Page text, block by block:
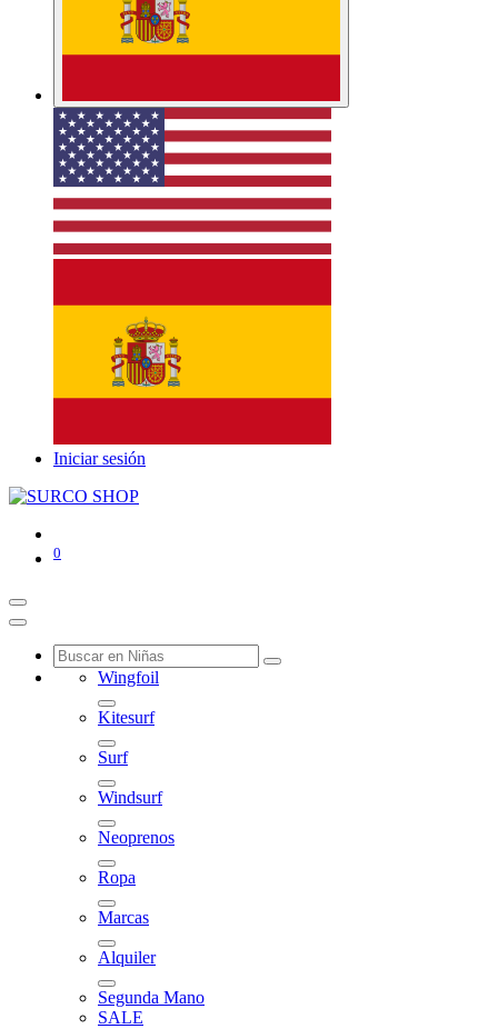
Iniciar sesión
0
Wingfoil
Kitesurf
Surf
Windsurf
Neoprenos
Ropa
Marcas
Alquiler
Segunda Mano
SALE